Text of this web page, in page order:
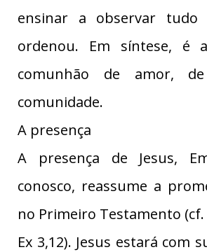
ensinar a observar tudo
ordenou. Em síntese, é
comunhão de amor,
comunidade.
A presença
A presença de Jesus,
conosco, reassume a
no Primeiro Testamento (cf.
Ex 3,12). Jesus estará com